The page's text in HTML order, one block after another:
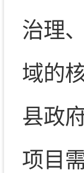
治理
域的
县政
项目